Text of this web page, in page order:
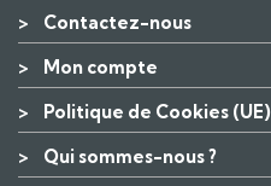
> Contactez-nous
> Mon compte
> Politique de Cookies (UE)
> Qui sommes-nous ?